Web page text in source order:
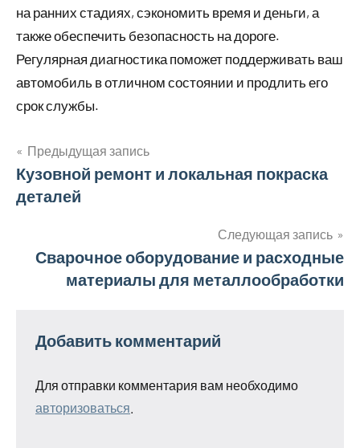
на ранних стадиях, сэкономить время и деньги, а
также обеспечить безопасность на дороге.
Регулярная диагностика поможет поддерживать ваш
автомобиль в отличном состоянии и продлить его
срок службы.
Навигация
по
Предыдущая запись
Кузовной ремонт и локальная покраска
деталей
Следующая запись
Сварочное оборудование и расходные
материалы для металлообработки
Добавить комментарий
Для отправки комментария вам необходимо
авторизоваться